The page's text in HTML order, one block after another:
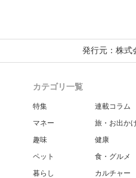
発行元：株
カテゴリ一覧
特集
マネー
趣味
ペット
暮らし
連載コラム
旅・お出か
健康
食・グルメ
カルチャー